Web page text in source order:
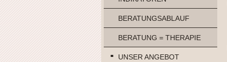
BERATUNGSABLAUF
BERATUNG = THERAPIE
UNSER ANGEBOT